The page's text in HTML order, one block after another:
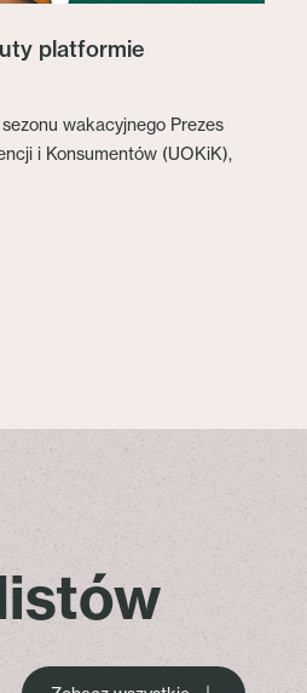
platformie
wakacyjnego Prezes
i Konsumentów (UOKiK),